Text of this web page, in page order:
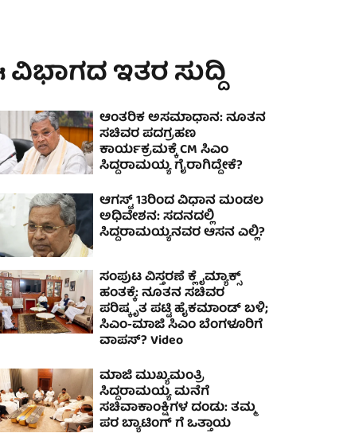
ಇತರ ಸುದ್ದಿ
ಆಂತರಿಕ ಅಸಮಾಧಾನ: ನೂತನ
ಸಚಿವರ ಪದಗ್ರಹಣ
ಕಾರ್ಯಕ್ರಮಕ್ಕೆ CM ಸಿಎಂ
ಸಿದ್ದರಾಮಯ್ಯ ಗೈರಾಗಿದ್ದೇಕೆ?
ಆಗಸ್ಟ್ 13ರಿಂದ ವಿಧಾನ ಮಂಡಲ
ಅಧಿವೇಶನ: ಸದನದಲ್ಲಿ
ಸಿದ್ದರಾಮಯ್ಯನವರ ಆಸನ ಎಲ್ಲಿ?
ಸಂಪುಟ ವಿಸ್ತರಣೆ ಕ್ಲೈಮ್ಯಾಕ್ಸ್
ಹಂತಕ್ಕೆ: ನೂತನ ಸಚಿವರ
ಪರಿಷ್ಕೃತ ಪಟ್ಟಿ ಹೈಕಮಾಂಡ್ ಬಳಿ;
ಸಿಎಂ-ಮಾಜಿ ಸಿಎಂ ಬೆಂಗಳೂರಿಗೆ
ವಾಪಸ್? Video
ಮಾಜಿ ಮುಖ್ಯಮಂತ್ರಿ
ಸಿದ್ದರಾಮಯ್ಯ ಮನೆಗೆ
ಸಚಿವಾಕಾಂಕ್ಷಿಗಳ ದಂಡು: ತಮ್ಮ
ಪರ ಬ್ಯಾಟಿಂಗ್ ಗೆ ಒತ್ತಾಯ